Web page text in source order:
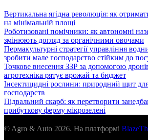
Вертикальна ягідна революція: як
на мінімальній площі
Роботизовані помічники: як автономні
змінюють догляд за органічними овочами
Пермакультурні стратегії управління
зробити мале господарство стійким до
Точкове внесення ЗЗР за допомогою
агротехніка рятує врожай та бюджет
Інсектицидні рослини: природний щит
господарств
Підвальний скарб: як перетворити
прибуткову ферму мікрозелені
© Agro & Auto 2026. На платформі